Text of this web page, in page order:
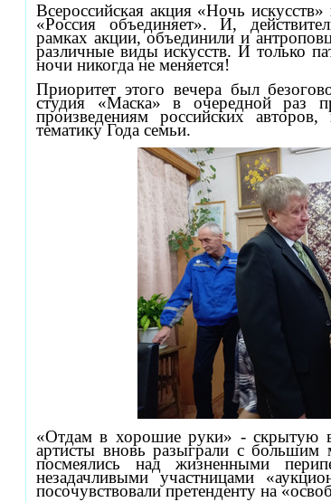
Всероссийская акция «Ночь
«Россия объединяет». И,
рамках акции, объединили и
различные виды искусств. И только
ночи никогда не меняется!
Приоритет этого вечера был
студия «Маска» в очередной раз
произведениям российских
тематику Года семьи.
«Отдам в хорошие руки» - скрытую в
артисты вновь разыграли с большим
посмеялись над жизненными
незадачливыми участницами
посочувствовали претенденту на